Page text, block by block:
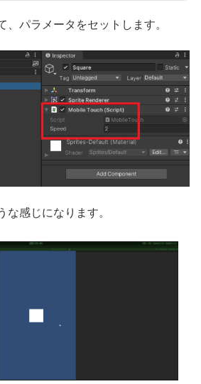
、パラメータをセットします。
な感じになります。